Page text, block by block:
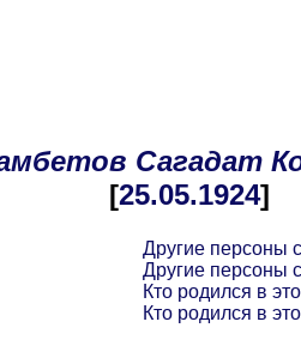
Сагадат
[25.05.1924]
Другие персоны
Другие персоны
Кто родился в
Кто родился в